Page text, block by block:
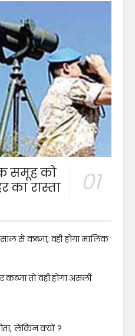
समूह को
का रास्ता
साल से कब्जा, वही होगा मालिक
तो वही होगा असली
लेकिन क्यों ?